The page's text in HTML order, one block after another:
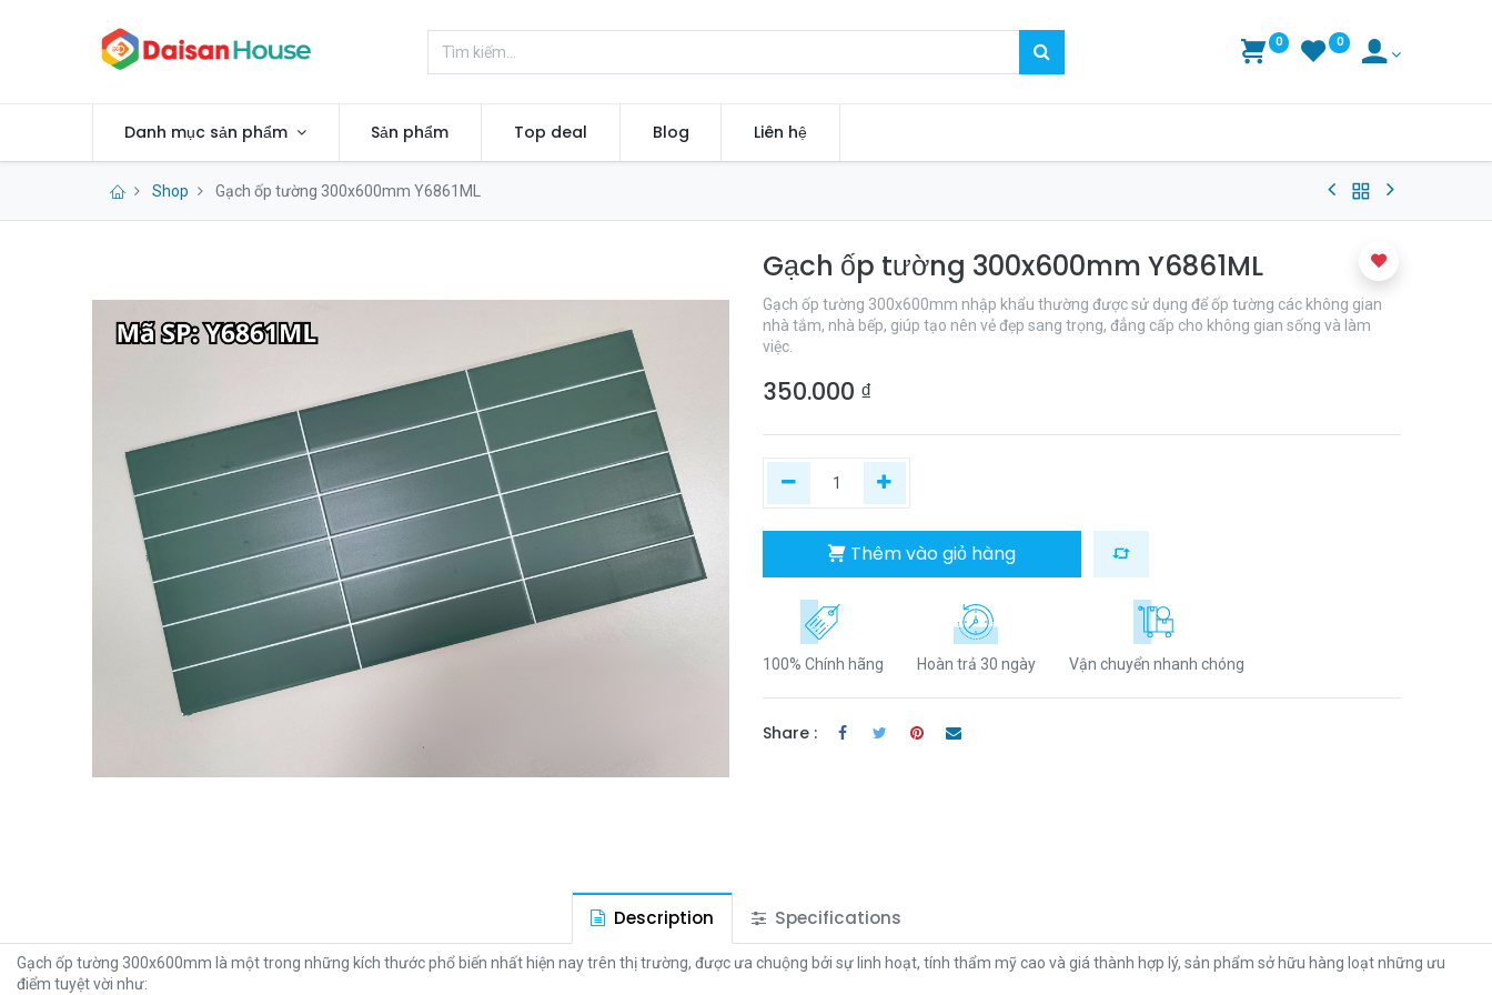
0 0
Danh mục sản phẩm Sản phẩm Top deal Blog Liên hệ
Shop Gạch ốp tường 300x600mm Y6861ML
Gạch ốp tường 300x600mm Y6861ML
Gạch ốp tường 300x600mm nhập khẩu thường được sử dụng để ốp tường các không gian
nhà tắm, nhà bếp, giúp tạo nên vẻ đẹp sang trọng, đẳng cấp cho không gian sống và làm
việc.
350.000 ₫
Thêm vào giỏ hàng
100% Chính hãng Hoàn trả 30 ngày Vận chuyển nhanh chóng
Share :
Description Specifications
Gạch ốp tường 300x600mm là một trong những kích thước phổ biến nhất hiện nay trên thị trường, được ưa chuộng bởi sự linh hoạt, tính thẩm mỹ cao và giá thành hợp lý, sản phẩm sở hữu hàng loạt những ưu
điểm tuyệt vời như: